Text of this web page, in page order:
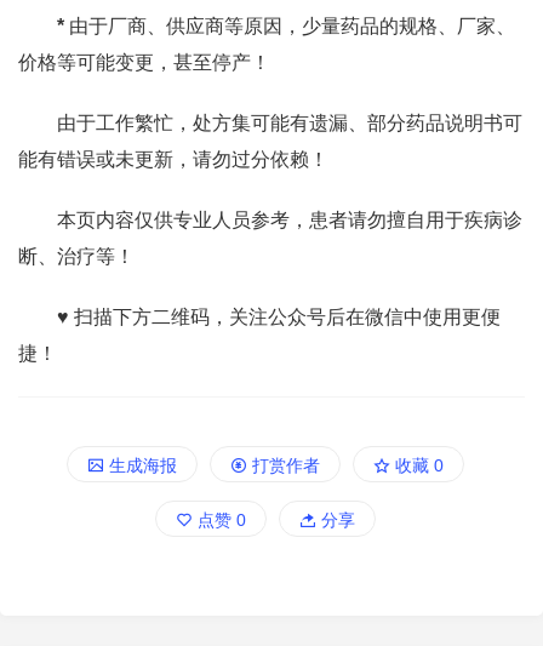
* 由于厂商、供应商等原因，少量药品的规格、厂家、
价格等可能变更，甚至停产！
由于工作繁忙，处方集可能有遗漏、部分药品说明书可
能有错误或未更新，请勿过分依赖！
本页内容仅供专业人员参考，患者请勿擅自用于疾病诊
断、治疗等！
♥ 扫描下方二维码，关注公众号后在微信中使用更便
捷！
生成海报 打赏作者 收藏 0
点赞 0 分享